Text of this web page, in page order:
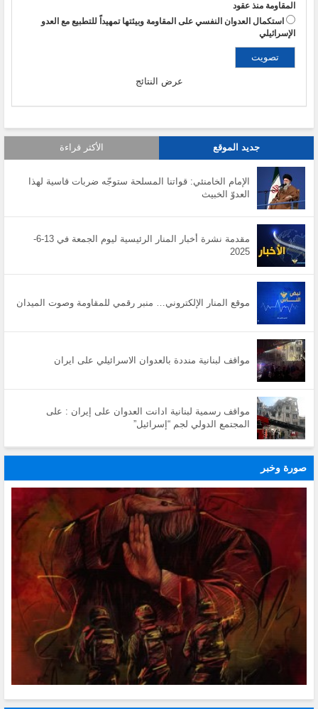
المقاومة منذ عقود
استكمال العدوان النفسي على المقاومة وبيئتها تمهيداً للتطبيع مع العدو
الإسرائيلي
عرض النتائج
جديد الموقع الأكثر قراءة
الإمام الخامنئي: قواتنا المسلحة ستوجّه ضربات قاسية لهذا
العدوّ الخبيث
مقدمة نشرة أخبار المنار الرئيسية ليوم الجمعة في 13-6-
2025
موقع المنار الإلكتروني… منبر رقمي للمقاومة وصوت الميدان
مواقف لبنانية منددة بالعدوان الاسرائيلي على ايران
مواقف رسمية لبنانية ادانت العدوان على إيران : على
المجتمع الدولي لجم “إسرائيل”
صورة وخبر